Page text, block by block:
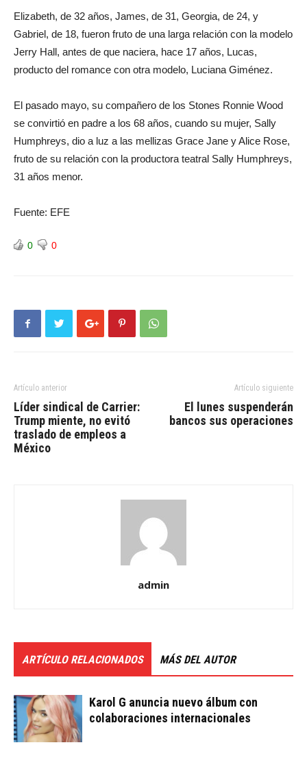
Elizabeth, de 32 años, James, de 31, Georgia, de 24, y
Gabriel, de 18, fueron fruto de una larga relación con la modelo
Jerry Hall, antes de que naciera, hace 17 años, Lucas,
producto del romance con otra modelo, Luciana Giménez.
El pasado mayo, su compañero de los Stones Ronnie Wood
se convirtió en padre a los 68 años, cuando su mujer, Sally
Humphreys, dio a luz a las mellizas Grace Jane y Alice Rose,
fruto de su relación con la productora teatral Sally Humphreys,
31 años menor.
Fuente: EFE
0 0
Artículo anterior
Líder sindical de Carrier:
Trump miente, no evitó
traslado de empleos a
México
Artículo siguiente
El lunes suspenderán
bancos sus operaciones
admin
ARTÍCULO RELACIONADOS MÁS DEL AUTOR
Karol G anuncia nuevo álbum con
colaboraciones internacionales